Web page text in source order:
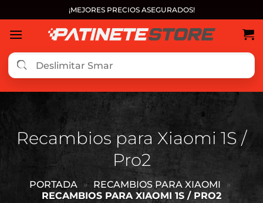
al
contenido
¡MEJORES PRECIOS ASEGURADOS!
Recambios para Xiaomi 1S /
Pro2
PORTADA » RECAMBIOS PARA XIAOMI
»
RECAMBIOS PARA XIAOMI 1S / PRO2